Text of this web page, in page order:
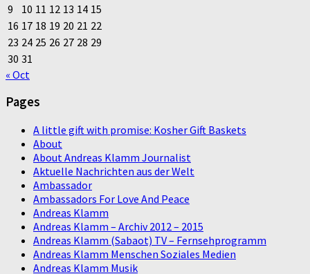
9
10 11 12 13 14 15
16 17 18 19 20 21 22
23 24 25 26 27 28 29
30 31
« Oct
Pages
A little gift with promise: Kosher Gift Baskets
About
About Andreas Klamm Journalist
Aktuelle Nachrichten aus der Welt
Ambassador
Ambassadors For Love And Peace
Andreas Klamm
Andreas Klamm – Archiv 2012 – 2015
Andreas Klamm (Sabaot) TV – Fernsehprogramm
Andreas Klamm Menschen Soziales Medien
Andreas Klamm Musik